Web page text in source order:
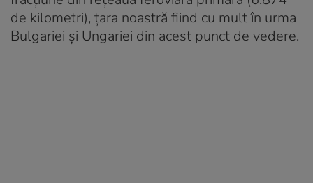
de kilometri), țara noastră fiind cu mult în urma
Bulgariei și Ungariei din acest punct de vedere.